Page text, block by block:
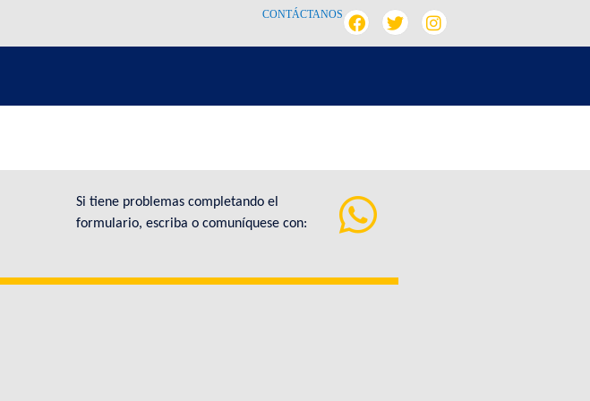
CONTÁCTANOS
Si tiene problemas completando el
formulario, escriba o comuníquese con: